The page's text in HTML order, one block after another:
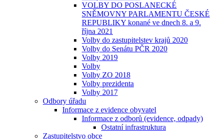
VOLBY DO POSLANECKÉ
SNĚMOVNY PARLAMENTU ČESKÉ
REPUBLIKY konané ve dnech 8. a 9.
října 2021
Volby do zastupitelstev krajů 2020
Volby do Senátu PČR 2020
Volby 2019
Volby
Volby ZO 2018
Volby prezidenta
Volby 2017
Odbory úřadu
Informace z evidence obyvatel
Informace z odborů (evidence, odpady)
Ostatní infrastruktura
Zastupitelstvo obce